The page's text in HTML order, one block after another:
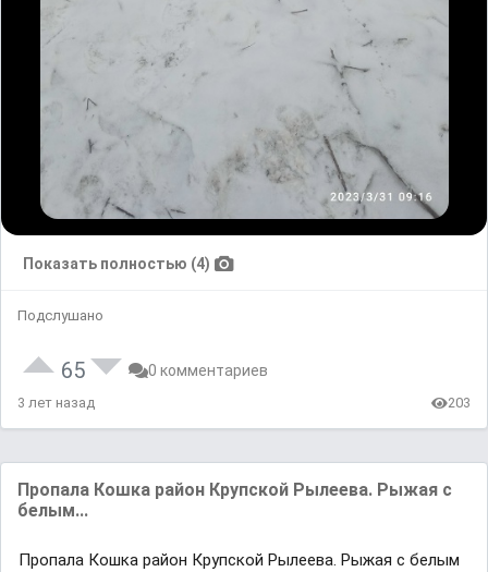
Показать полностью (4)
Подслушано
65 0 комментариев
3 лет назад 203
Пропала Кошка район Крупской Рылеева. Рыжая с
белым...
Пропала Кошка район Крупской Рылеева. Рыжая с белым